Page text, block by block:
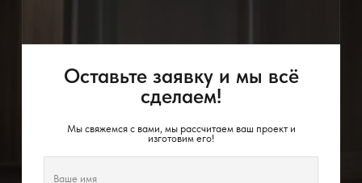
Оставьте заявку и мы всё
сделаем!
Мы свяжемся с вами, мы рассчитаем ваш проект и
изготовим его!